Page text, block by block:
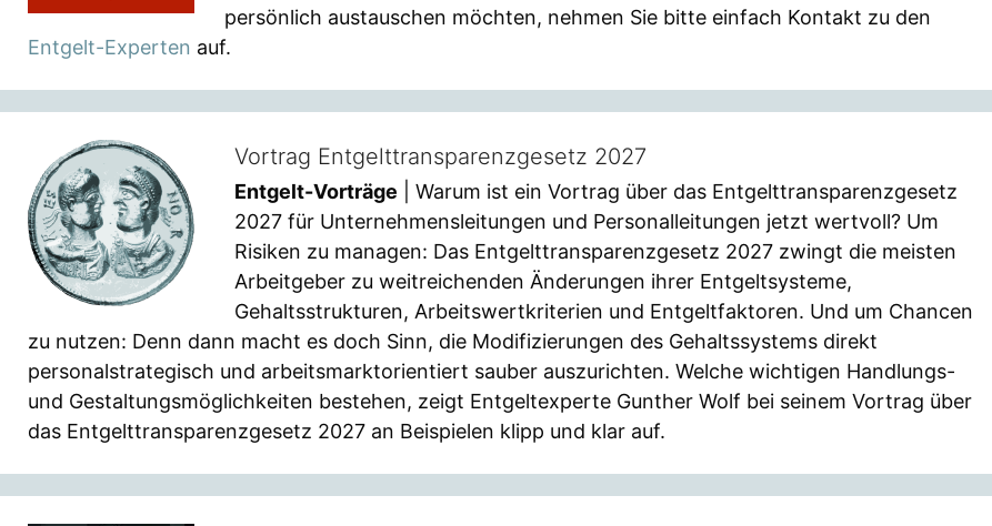
persönlich austauschen möchten, nehmen Sie bitte einfach Kontakt zu den
Entgelt-Experten auf.
Vortrag Entgelttransparenzgesetz 2027
Entgelt-Vorträge | Warum ist ein Vortrag über das Entgelttransparenzgesetz
2027 für Unternehmensleitungen und Personalleitungen jetzt wertvoll? Um
Risiken zu managen: Das Entgelttransparenzgesetz 2027 zwingt die meisten
Arbeitgeber zu weitreichenden Änderungen ihrer Entgeltsysteme,
Gehaltsstrukturen, Arbeitswertkriterien und Entgeltfaktoren. Und um Chancen
zu nutzen: Denn dann macht es doch Sinn, die Modifizierungen des Gehaltssystems direkt
personalstrategisch und arbeitsmarktorientiert sauber auszurichten. Welche wichtigen Handlungs-
und Gestaltungsmöglichkeiten bestehen, zeigt Entgeltexperte Gunther Wolf bei seinem Vortrag über
das Entgelttransparenzgesetz 2027 an Beispielen klipp und klar auf.